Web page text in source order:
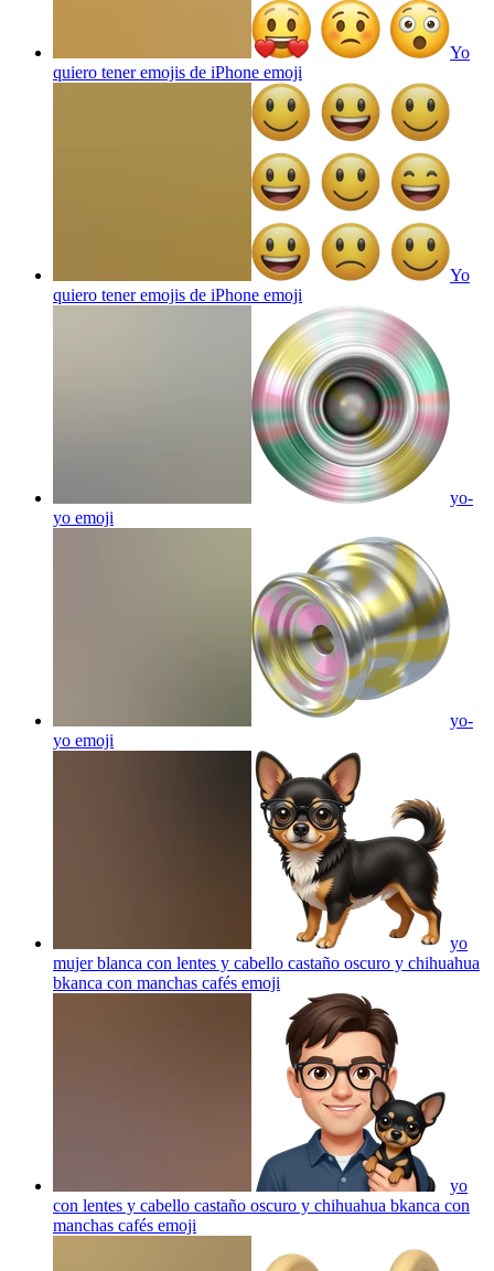
Yo
quiero tener emojis de iPhone emoji
Yo
quiero tener emojis de iPhone emoji
yo-
yo emoji
yo-
yo emoji
yo
mujer blanca con lentes y cabello castaño oscuro y chihuahua
bkanca con manchas cafés emoji
yo
con lentes y cabello castaño oscuro y chihuahua bkanca con
manchas cafés emoji